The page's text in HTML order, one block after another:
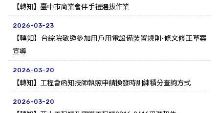
【轉知】臺中市商業會伴手禮選拔作業
2026-03-23
【轉知】台綜院敬邀參加用戶用電設備裝置規則-條文修正草案
宣導
2026-03-20
【轉知】工程會函知技師執照申請換發時訓練積分查詢方式
2026-03-20